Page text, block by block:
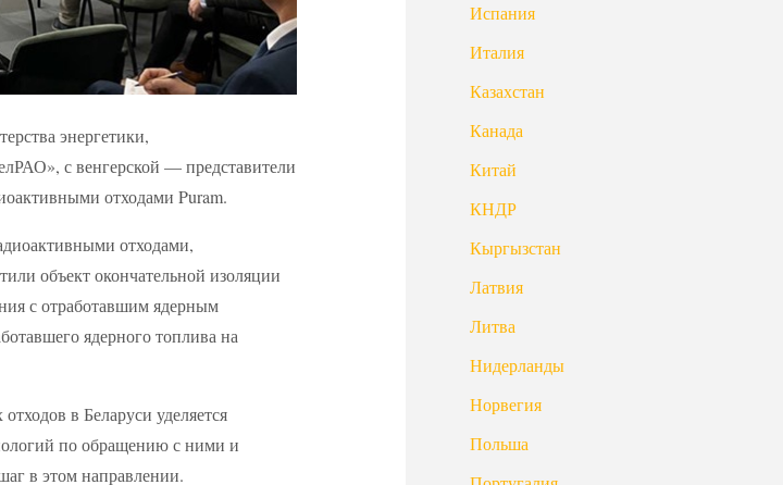
энергетики,
с венгерской — представители
отходами Puram.
отходами,
объект окончательной изоляции
с отработавшим ядерным
ядерного топлива на
в Беларуси уделяется
по обращению с ними и
в этом направлении.
Испания
Италия
Казахстан
Канада
Китай
КНДР
Кыргызстан
Латвия
Литва
Нидерланды
Норвегия
Польша